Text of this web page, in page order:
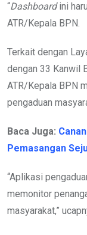
“Dashboardini
ATR/Kepala BPN.
Terkait dengan
dengan 33 Kanwil
ATR/Kepala BPN
pengaduan
Baca Juga:
Pemasangan
“Aplikasi
memonitor
masyarakat,”